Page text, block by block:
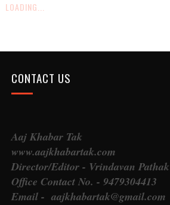
LOADING...
CONTACT US
Aaj Khabar Tak
www.aajkhabartak.com
Director/Editor - Vrindavan Pathak
Office Contact No. - 9479304413
Email - aajkhabartak@gmail.com